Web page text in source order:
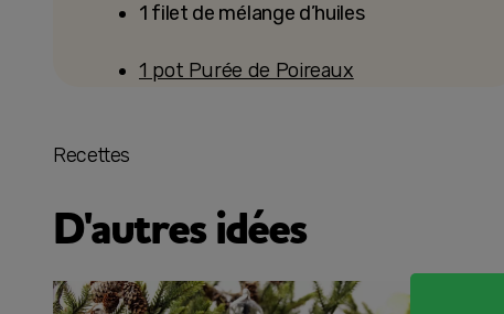
1 filet de mélange d’huiles
1 pot Purée de Poireaux
Recettes
D'autres idées